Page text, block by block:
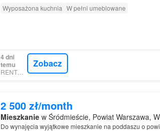
Wyposażona kuchnia W pełni umeblowane
4 dni
temu
RENTOLA
Zobacz
2 500 zł/month
Mieszkaniew Śródmieście, Powiat Warszawa,
Do wynajęcia wyjątkowe mieszkanie na poddaszu o